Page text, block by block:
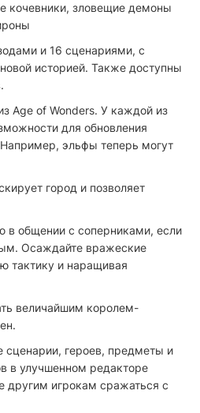
кочевники, зловещие демоны
и 16 сценариями, с
историей. Также доступны
Age of Wonders. У каждой из
для обновления
эльфы теперь могут
город и позволяет
в общении с соперниками, если
Осаждайте вражеские
тактику и наращивая
величайшим королем-
сценарии, героев, предметы и
в улучшенном редакторе
другим игрокам сражаться с